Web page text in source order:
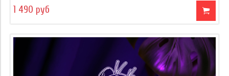
1 490 руб